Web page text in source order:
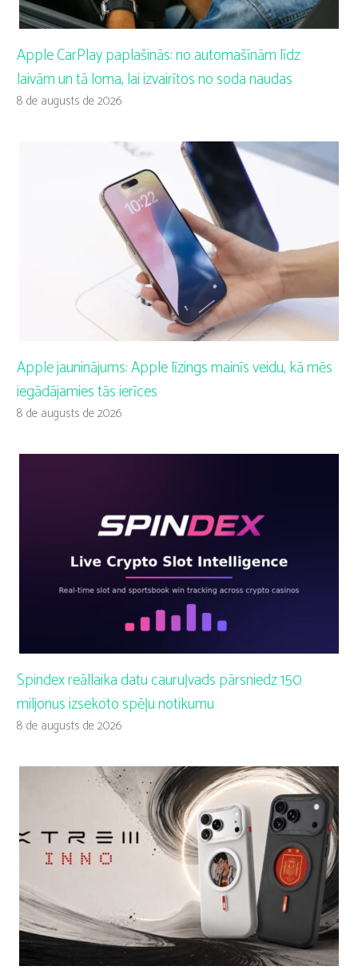
Apple CarPlay paplašinās: no automašīnām līdz
laivām un tā loma, lai izvairītos no soda naudas
8 de augusts de 2026
Apple jauninājums: Apple līzings mainīs veidu, kā mēs
iegādājamies tās ierīces
8 de augusts de 2026
Spindex reāllaika datu cauruļvads pārsniedz 150
miljonus izsekoto spēļu notikumu
8 de augusts de 2026